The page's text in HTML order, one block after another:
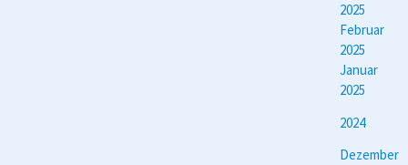
2025
Februar
2025
Januar
2025
2024
Dezember